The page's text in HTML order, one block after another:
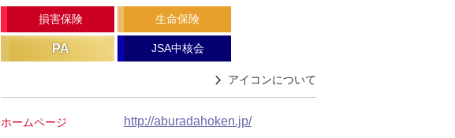
損害保険 生命保険
PA JSA中核会
アイコンについて
ホームページ http://aburadahoken.jp/